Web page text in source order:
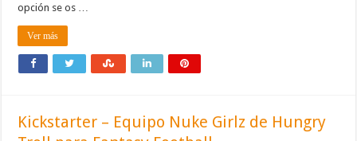
opción se os …
Ver más
Kickstarter – Equipo Nuke Girlz de Hungry